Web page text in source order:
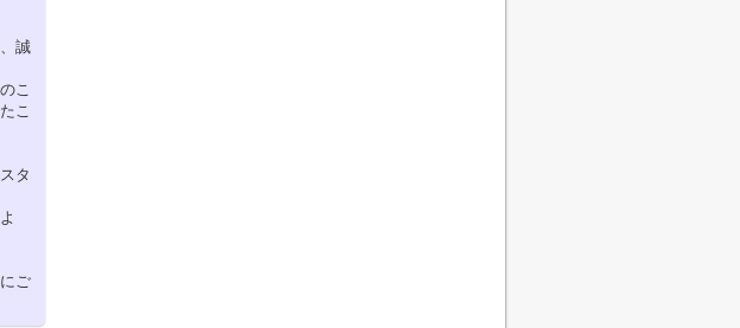
誠
こ
こ
タ
ご